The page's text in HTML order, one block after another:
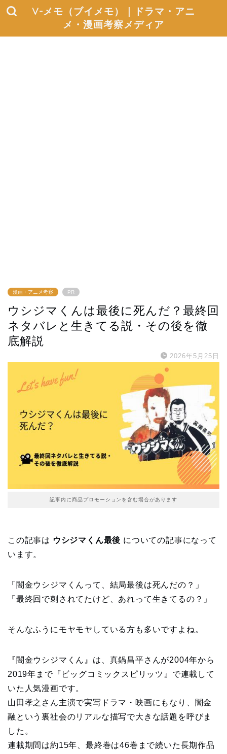
V-メモ（ブイメモ）｜ドラマ・アニ
メ・漫画考察メディア
漫画・アニメ考察 PR
ウシジマくんは最後に死んだ？最終回
ネタバレと生きてる説・その後を徹
底解説
2026年5月25日
記事内に商品プロモーションを含む場合があります
この記事は ウシジマくん最後 についての記事になって
います。
「闇金ウシジマくんって、結局最後は死んだの？」
「最終回で刺されてたけど、あれって生きてるの？」
そんなふうにモヤモヤしている方も多いですよね。
『闇金ウシジマくん』は、真鍋昌平さんが2004年から
2019年まで『ビッグコミックスピリッツ』で連載して
いた人気漫画です。
山田孝之さん主演で実写ドラマ・映画にもなり、闇金
融という裏社会のリアルな描写で大きな話題を呼びま
した。
連載期間は約15年、最終巻は46巻まで続いた長期作品